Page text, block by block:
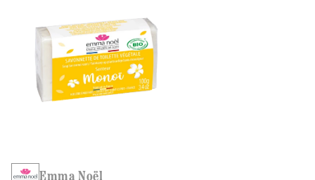
Emma Noël